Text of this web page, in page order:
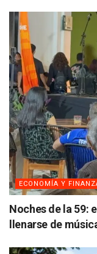
ECONOMÍA Y
Noches de la 59:
llenarse de